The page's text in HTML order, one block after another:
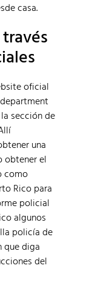
casa.
oficial
sección de
una
obtener el
como
Rico para
policial
algunos
policía de
que diga
del